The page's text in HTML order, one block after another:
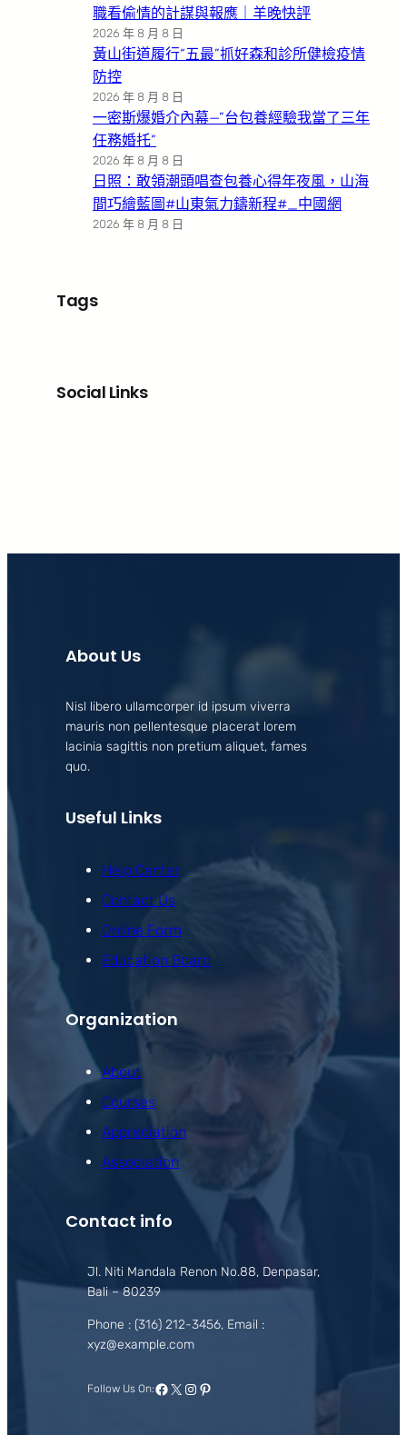
職看偷情的計謀與報應｜羊晚快評
2026 年 8 月 8 日
黃山街道履行“五最”抓好森和診所健檢疫情
防控
2026 年 8 月 8 日
一密斯爆婚介內幕—”台包養經驗我當了三年
任務婚托”
2026 年 8 月 8 日
日照：敢領潮頭唱查包養心得年夜風，山海
間巧繪藍圖#山東氣力鑄新程#_中國網
2026 年 8 月 8 日
Tags
Social Links
About Us
Nisl libero ullamcorper id ipsum viverra
mauris non pellentesque placerat lorem
lacinia sagittis non pretium aliquet, fames
quo.
Useful Links
Help Center
Contact Us
Online Form
Education Board
Organization
About
Courses
Appreciation
Association
Contact info
Jl. Niti Mandala Renon No.88, Denpasar,
Bali – 80239
Phone : (316) 212-3456, Email :
xyz@example.com
Follow Us On:Facebook
X Instagram
Pinterest